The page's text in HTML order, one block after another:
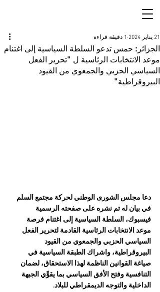
الجزائر: حمس تدعو السلطة السياسية إلى اغتنام
موعد الانتخابات الرئاسية ل "تحرير الفعل
السياسي الحزبي والجمعوي من القيود
البيروقراطية"
21 يناير 2024 1 دقيقة قراءة
دعا مجلس الشورى الوطني لحركة مجتمع السلم
في بيان له تم نشره على صفحته الرسمية
فيسبوك، السلطة السياسية إلى اغتنام فرصة
موعد الانتخابات الرئاسية القادمة لتحرير الفعل
السياسي الحزبي والجمعوي من القيود
البيروقراطية، واشراك الطبقة السياسية في
صياغة القوانين الناظمة لهذا الاستحقاق، لضمان
التنافسية وفتح الأفق السياسي بما يقوِّي الجبهة
الداخلية والتوجه الديمقراطي للبلاد.